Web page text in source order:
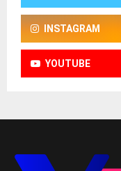
INSTAGRAM
YOUTUBE